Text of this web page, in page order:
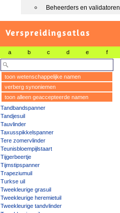
Beheerders en validatoren
Verspreidingsatlas
a b c d e f
toon wetenschappelijke namen
verberg synoniemen
toon alleen geaccepteerde namen
Tandbandspanner
Tandjesuil
Tauvlinder
Taxusspikkelspanner
Tere zomervlinder
Teunisbloempijlstaart
Tijgerbeertje
Tijmstipspanner
Trapeziumuil
Turkse uil
Tweekleurige grasuil
Tweekleurige heremietuil
Tweekleurige tandvlinder